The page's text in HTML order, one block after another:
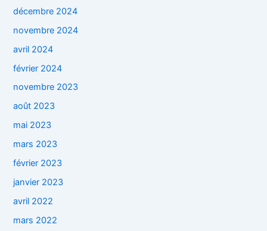
décembre 2024
novembre 2024
avril 2024
février 2024
novembre 2023
août 2023
mai 2023
mars 2023
février 2023
janvier 2023
avril 2022
mars 2022